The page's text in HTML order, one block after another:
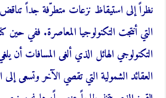
نظراً إلى استيقاظ نزعات متطرّفة جداً
التي أنتجت التكنولوجيا المعاصرة. ففي حين
التكنولوجي الهائل الذي ألغى المسافات أن
العقائد الشمولية التي تقصي الآخر وتسعى إلى